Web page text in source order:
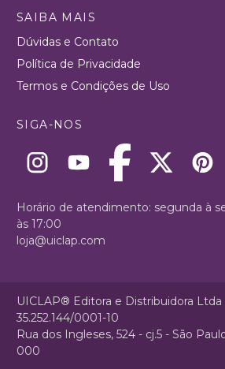
SAIBA MAIS
Dúvidas e Contato
Política de Privacidade
Termos e Condições de Uso
SIGA-NOS
Horário de atendimento: segunda à
às 17:00
loja@uiclap.com
UICLAP® Editora e Distribuidora Ltda
35.252.144/0001-10
Rua dos Ingleses, 524 - cj.5 - São
000